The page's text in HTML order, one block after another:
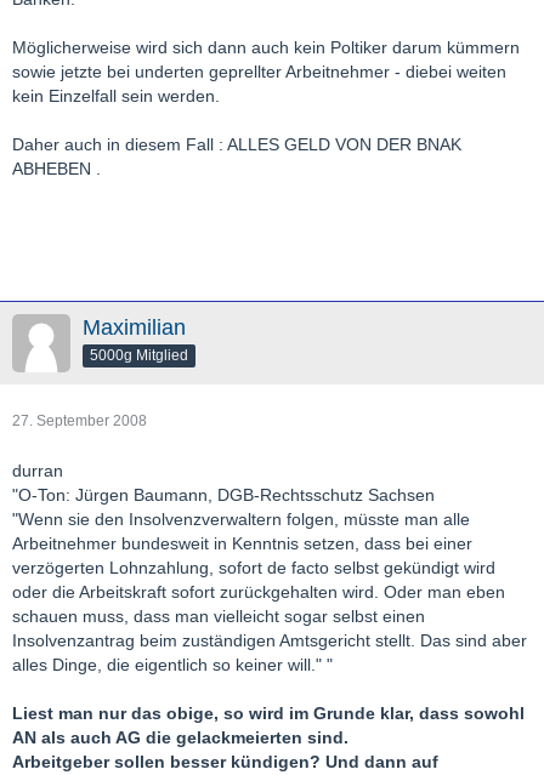
Möglicherweise wird sich dann auch kein Poltiker darum kümmern
sowie jetzte bei underten geprellter Arbeitnehmer - diebei weiten
kein Einzelfall sein werden.
Daher auch in diesem Fall : ALLES GELD VON DER BNAK
ABHEBEN .
Maximilian
5000g Mitglied
27. September 2008
durran
"O-Ton: Jürgen Baumann, DGB-Rechtsschutz Sachsen
"Wenn sie den Insolvenzverwaltern folgen, müsste man alle
Arbeitnehmer bundesweit in Kenntnis setzen, dass bei einer
verzögerten Lohnzahlung, sofort de facto selbst gekündigt wird
oder die Arbeitskraft sofort zurückgehalten wird. Oder man eben
schauen muss, dass man vielleicht sogar selbst einen
Insolvenzantrag beim zuständigen Amtsgericht stellt. Das sind aber
alles Dinge, die eigentlich so keiner will." "
Liest man nur das obige, so wird im Grunde klar, dass sowohl
AN als auch AG die gelackmeierten sind.
Arbeitgeber sollen besser kündigen? Und dann auf